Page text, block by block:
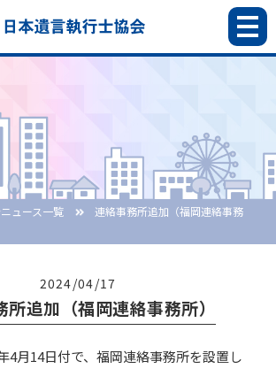
ュース一覧
連絡事務所追加（福岡連絡事務
2024/04/17
所追加（福岡連絡事務所）
4月14日付で、福岡連絡事務所を設置し